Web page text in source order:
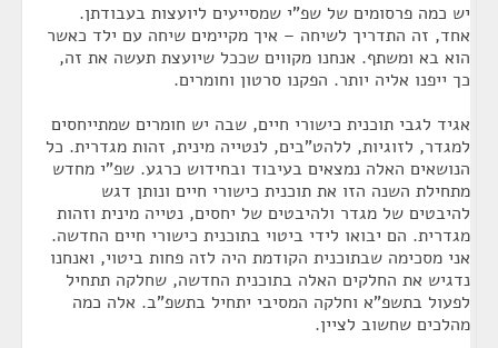
יש כמה פרסומים של שפ"י שמסייעים ליועצות בעבודתן.
אחד, זה התדריך לשיחה – איך מקיימים שיחה עם ילד כאשר
הוא בא ומשתף. אנחנו מקווים שככל שיועצת תעשה את זה,
כך ייפנו אליה יותר. הפקנו סרטון וחומרים.
אגיד לגבי תוכנית כישורי חיים, שבה יש חומרים שמתייחסים
למגדר, לזוגיות, ללהט"בים, לנטייה מינית, זהות מגדרית. כל
הנושאים האלה נמצאים בעיבוד ובחידוש כרגע. שפ"י מחדש
מתחילת השנה הזו את תוכנית כישורי חיים ונותן דגש
להיבטים של מגדר ולהיבטים של יחסים, נטייה מינית וזהות
מגדרית. הם יבואו לידי ביטוי בתוכנית כישורי חיים החדשה.
אני מסכימה שבתוכנית הקודמת היה לזה פחות ביטוי, ואנחנו
נדגיש את החלקים האלה בתוכנית החדשה, שחלקה תתחיל
לפעול בתשפ"א וחלקה המסיבי יתחיל בתשפ"ב. אלה כמה
מהלכים שחשוב לציין.